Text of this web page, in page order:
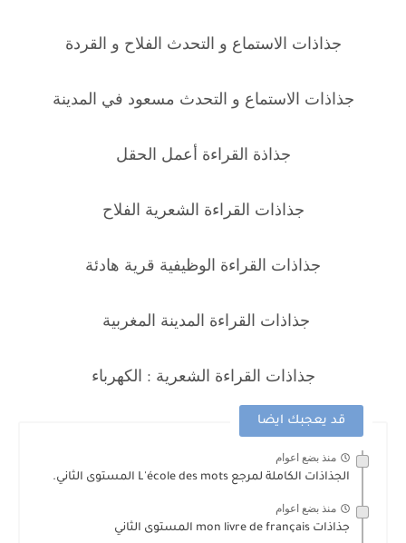
جذاذات الاستماع و التحدث الفلاح و القردة
جذاذات الاستماع و التحدث مسعود في المدينة
جذاذة القراءة أعمل الحقل
جذاذات القراءة الشعرية الفلاح
جذاذات القراءة الوظيفية قرية هادئة
جذاذات القراءة المدينة المغربية
جذاذات القراءة الشعرية : الكهرباء
قد يعجبك ايضا
منذ بضع اعوام
الجذاذات الكاملة لمرجع L'école des mots المستوى الثاني.
منذ بضع اعوام
جذاذات mon livre de français المستوى الثاني